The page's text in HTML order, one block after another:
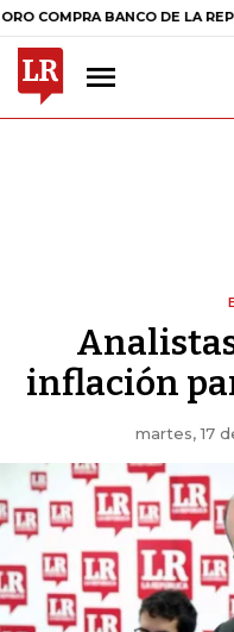
BANCO DE LA REPÚBLICA
inflación
martes, 17